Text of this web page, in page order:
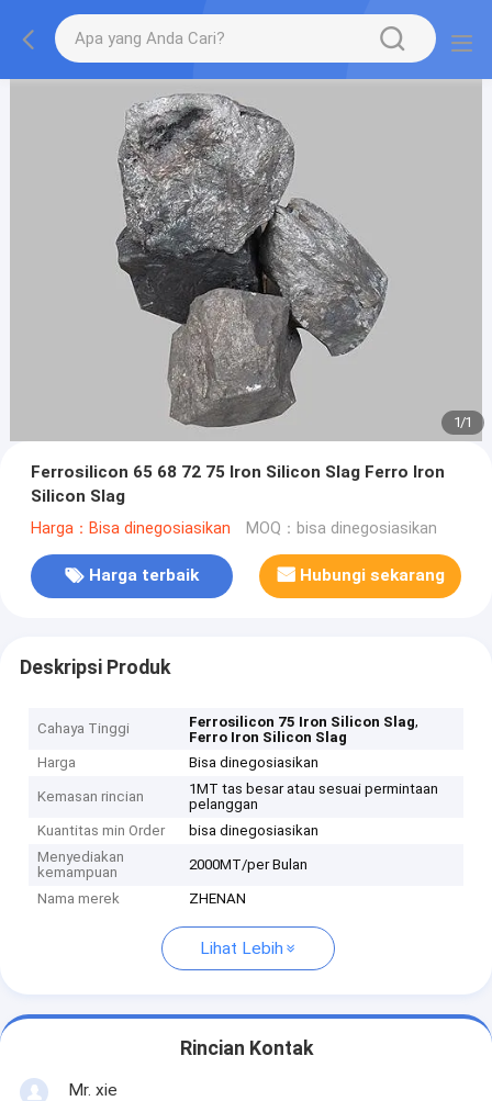
1/1
Ferrosilicon 65 68 72 75 Iron Silicon Slag Ferro Iron
Silicon Slag
Harga：Bisa dinegosiasikan MOQ：bisa dinegosiasikan
Harga terbaik Hubungi sekarang
Deskripsi Produk
Cahaya Tinggi Ferrosilicon 75 Iron Silicon Slag,
Ferro Iron Silicon Slag
Harga
Bisa dinegosiasikan
Kemasan rincian
1MT tas besar atau sesuai permintaan
pelanggan
Kuantitas min Order
bisa dinegosiasikan
Menyediakan
kemampuan
2000MT/per Bulan
Nama merek ZHENAN
Lihat Lebih
Rincian Kontak
Mr. xie